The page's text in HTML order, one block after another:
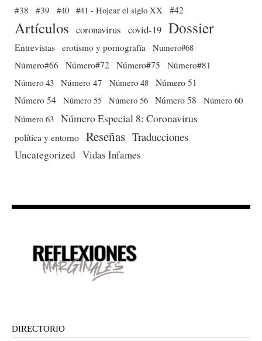
#38
#39 #40 #41 - Hojear el siglo XX #42
Artículos coronavirus covid-19 Dossier
Entrevistas erotismo y pornografía Numero#68
Número#66
Número#72 Número#75
Número#81
Número 43 Número 47 Número 48 Número 51
Número 54 Número 55 Número 56 Número 58
Número 60
Número 63 Número Especial 8: Coronavirus
política y entorno Reseñas Traducciones
Uncategorized Vidas Infames
DIRECTORIO